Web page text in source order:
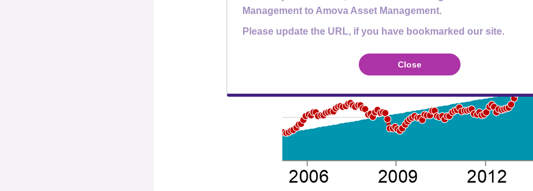
Management to Amova Asset Management.
Please update the URL, if you have bookmarked our site.
Close